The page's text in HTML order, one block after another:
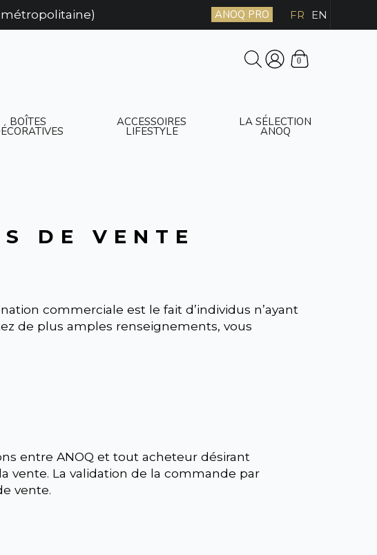
ANOQ PRO FR EN
0
BOÎTES ACCESSOIRES
LIFESTYLE
LA SÉLECTION
ANOQ
DE VENTE
commerciale est le fait d’individus n’ayant
de plus amples renseignements, vous
entre ANOQ et tout acheteur désirant
vente. La validation de la commande par
vente.